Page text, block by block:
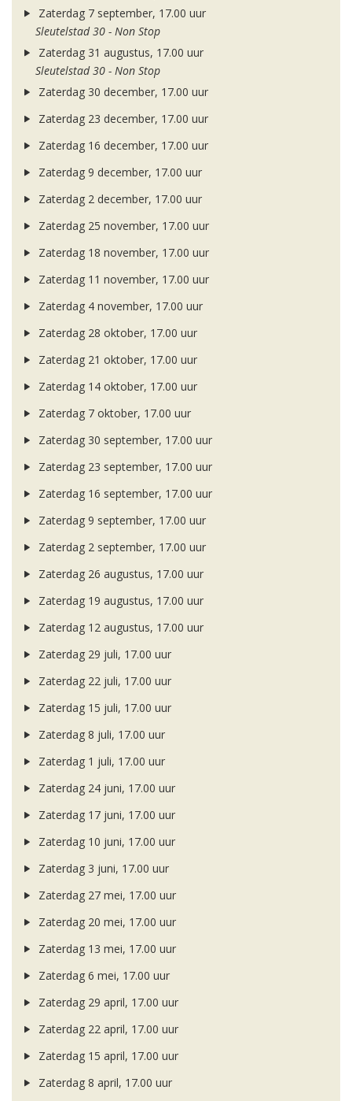
Zaterdag 7 september, 17.00 uur
Sleutelstad 30 - Non Stop
Zaterdag 31 augustus, 17.00 uur
Sleutelstad 30 - Non Stop
Zaterdag 30 december, 17.00 uur
Zaterdag 23 december, 17.00 uur
Zaterdag 16 december, 17.00 uur
Zaterdag 9 december, 17.00 uur
Zaterdag 2 december, 17.00 uur
Zaterdag 25 november, 17.00 uur
Zaterdag 18 november, 17.00 uur
Zaterdag 11 november, 17.00 uur
Zaterdag 4 november, 17.00 uur
Zaterdag 28 oktober, 17.00 uur
Zaterdag 21 oktober, 17.00 uur
Zaterdag 14 oktober, 17.00 uur
Zaterdag 7 oktober, 17.00 uur
Zaterdag 30 september, 17.00 uur
Zaterdag 23 september, 17.00 uur
Zaterdag 16 september, 17.00 uur
Zaterdag 9 september, 17.00 uur
Zaterdag 2 september, 17.00 uur
Zaterdag 26 augustus, 17.00 uur
Zaterdag 19 augustus, 17.00 uur
Zaterdag 12 augustus, 17.00 uur
Zaterdag 29 juli, 17.00 uur
Zaterdag 22 juli, 17.00 uur
Zaterdag 15 juli, 17.00 uur
Zaterdag 8 juli, 17.00 uur
Zaterdag 1 juli, 17.00 uur
Zaterdag 24 juni, 17.00 uur
Zaterdag 17 juni, 17.00 uur
Zaterdag 10 juni, 17.00 uur
Zaterdag 3 juni, 17.00 uur
Zaterdag 27 mei, 17.00 uur
Zaterdag 20 mei, 17.00 uur
Zaterdag 13 mei, 17.00 uur
Zaterdag 6 mei, 17.00 uur
Zaterdag 29 april, 17.00 uur
Zaterdag 22 april, 17.00 uur
Zaterdag 15 april, 17.00 uur
Zaterdag 8 april, 17.00 uur